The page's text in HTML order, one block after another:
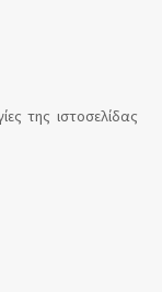
της ιστοσελίδας